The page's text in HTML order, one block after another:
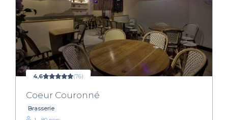
4,6 (76)
Coeur Couronné
Brasserie